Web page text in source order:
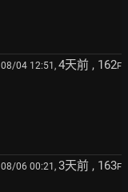
08/04 12:51, 4天前 , 162F
08/06 00:21, 3天前 , 163F